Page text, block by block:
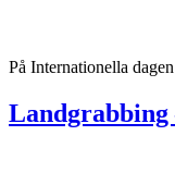
På Internationella